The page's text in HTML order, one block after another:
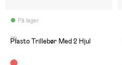
På lager
(1)
Plasto Trillebør Med 2 Hjul